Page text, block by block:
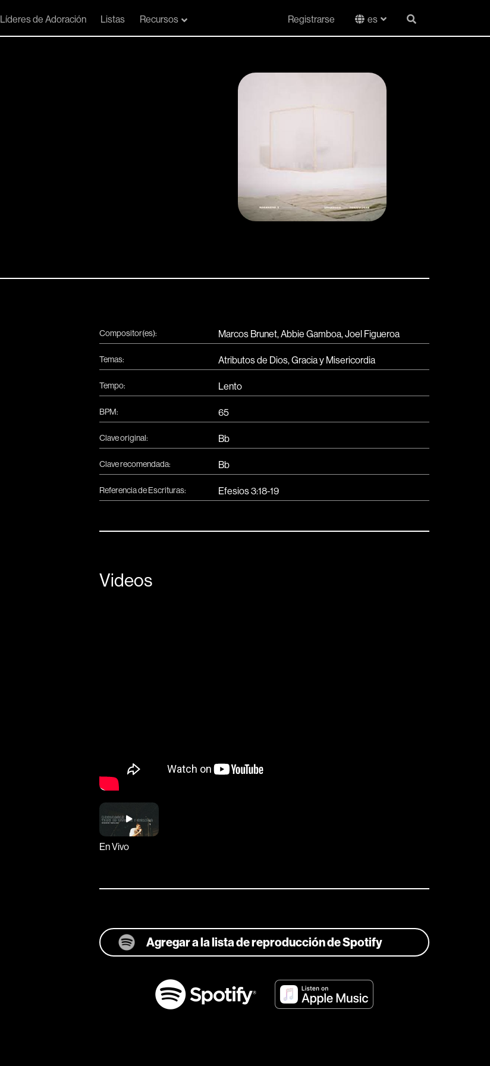
Líderes de Adoración Listas Recursos Registrarse es
Compositor(es): Marcos Brunet, Abbie Gamboa, Joel Figueroa
Temas: Atributos de Dios,Gracia y Misericordia
Tempo: Lento
BPM: 65
Clave original: Bb
Clave recomendada: Bb
Referencia de Escrituras: Efesios 3:18-19
Videos
En Vivo
Agregar a la lista de reproducción de Spotify